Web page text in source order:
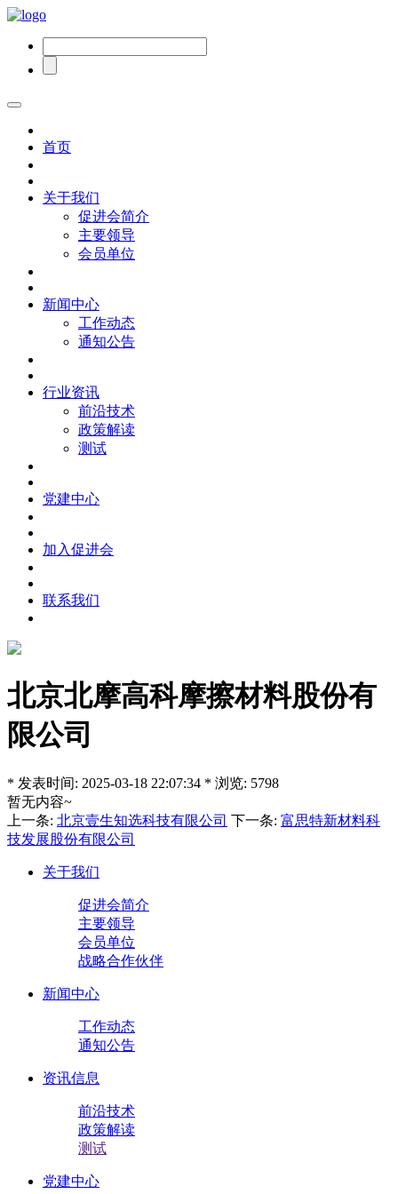
首页
关于我们
促进会简介
主要领导
会员单位
新闻中心
工作动态
通知公告
行业资讯
前沿技术
政策解读
测试
党建中心
加入促进会
联系我们
北京北摩高科摩擦材料股份有
限公司
* 发表时间: 2025-03-18 22:07:34 * 浏览: 5798
暂无内容~
上一条: 北京壹生知选科技有限公司 下一条: 富思特新材料科
技发展股份有限公司
关于我们
促进会简介
主要领导
会员单位
战略合作伙伴
新闻中心
工作动态
通知公告
资讯信息
前沿技术
政策解读
测试
党建中心